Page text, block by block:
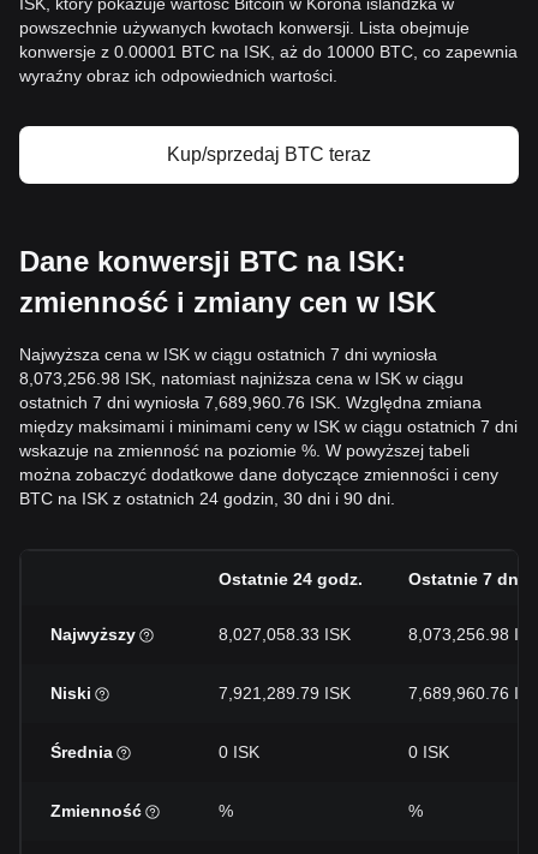
powszechnie używanych kwotach konwersji. Lista obejmuje
konwersje z 0.00001 BTC na ISK, aż do 10000 BTC, co zapewnia
wyraźny obraz ich odpowiednich wartości.
Kup/sprzedaj BTC teraz
Dane konwersji BTC na ISK:
zmienność i zmiany cen w ISK
Najwyższa cena w ISK w ciągu ostatnich 7 dni wyniosła
8,073,256.98 ISK, natomiast najniższa cena w ISK w ciągu
ostatnich 7 dni wyniosła 7,689,960.76 ISK. Względna zmiana
między maksimami i minimami ceny w ISK w ciągu ostatnich 7 dni
wskazuje na zmienność na poziomie %. W powyższej tabeli
można zobaczyć dodatkowe dane dotyczące zmienności i ceny
BTC na ISK z ostatnich 24 godzin, 30 dni i 90 dni.
Ostatnie 24 godz. Ostatnie 7 dni
Najwyższy 8,027,058.33 ISK 8,073,256.98
Niski 7,921,289.79 ISK 7,689,960.76
Średnia 0 ISK 0 ISK
Zmienność % %